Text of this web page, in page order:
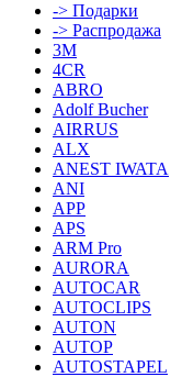
-> Подарки
-> Распродажа
3M
4CR
ABRO
Adolf Bucher
AIRRUS
ALX
ANEST IWATA
ANI
APP
APS
ARM Pro
AURORA
AUTOCAR
AUTOCLIPS
AUTON
AUTOP
AUTOSTAPEL